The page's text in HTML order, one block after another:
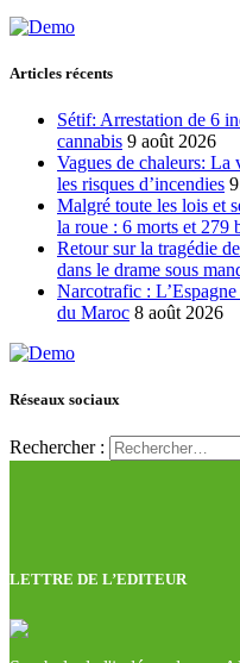
Articles récents
Sétif: Arrestation de 6
cannabis 9 août 2026
Vagues de chaleurs:
les risques d’incendies
Malgré toute les lois et
la roue : 6 morts et 279
Retour sur la tragédie
dans le drame sous
Narcotrafic :
du Maroc 8 août 2026
Réseaux sociaux
Rechercher :
LETTRE DE L’EDITEUR